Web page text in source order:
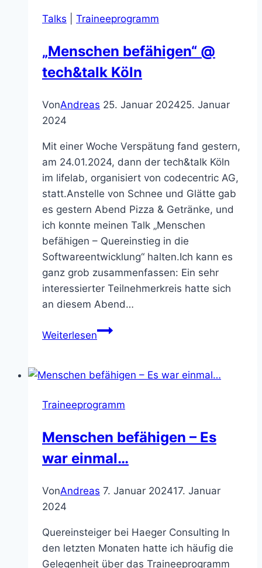
Talks Traineeprogramm
„Menschen befähigen“ @
tech&talk Köln
VonAndreas 25. Januar 202425. Januar
2024
Mit einer Woche Verspätung fand gestern,
am 24.01.2024, dann der tech&talk Köln
im lifelab, organisiert von codecentric AG,
statt.Anstelle von Schnee und Glätte gab
es gestern Abend Pizza & Getränke, und
ich konnte meinen Talk „Menschen
befähigen – Quereinstieg in die
Softwareentwicklung“ halten.Ich kann es
ganz grob zusammenfassen: Ein sehr
interessierter Teilnehmerkreis hatte sich
an diesem Abend…
Weiterlesen„Menschen
tech&talk
Traineeprogramm
Menschen befähigen – Es
war einmal…
VonAndreas 7. Januar 202417. Januar
2024
Quereinsteiger bei Haeger Consulting In
den letzten Monaten hatte ich häufig die
Gelegenheit über das Traineeprogramm